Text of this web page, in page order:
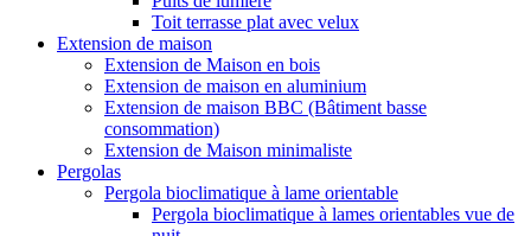
Toit terrasse plat avec velux
Extension de maison
Extension de Maison en bois
Extension de maison en aluminium
Extension de maison BBC (Bâtiment basse
consommation)
Extension de Maison minimaliste
Pergolas
Pergola bioclimatique à lame orientable
Pergola bioclimatique à lames orientables vue de